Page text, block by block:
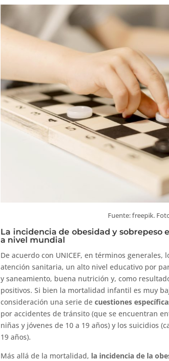
Fuente: freepik.
La incidencia de obesidad y
a nivel mundial
De acuerdo con UNICEF, en términos
atención sanitaria, un alto nivel educativo por
y saneamiento, buena nutrición y, como
positivos. Si bien la mortalidad infantil es muy
consideración una serie decuestiones
por accidentes de tránsito (que se encuentran
niñas y jóvenes de 10 a 19 años) y los suicidios
19 años).
Más allá de la mortalidad, la incidencia de la